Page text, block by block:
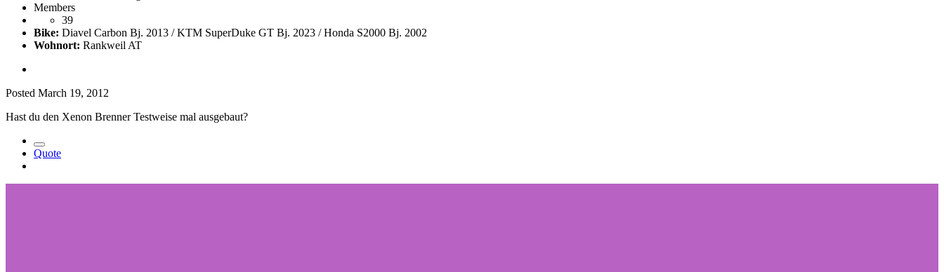
Members
39
Bike: Diavel Carbon Bj. 2013 / KTM SuperDuke GT Bj. 2023 / Honda S2000 Bj. 2002
Wohnort: Rankweil AT
Posted March 19, 2012
Hast du den Xenon Brenner Testweise mal ausgebaut?
Quote